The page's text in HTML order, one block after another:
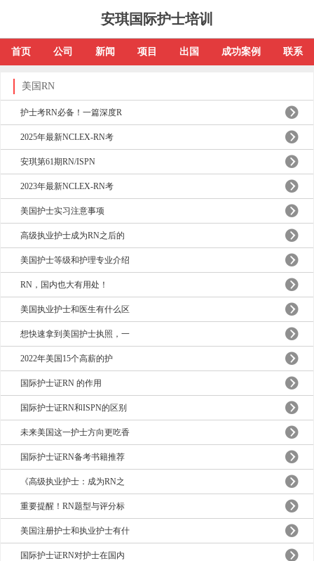
安琪国际护士培训
首页 公司 新闻 项目 出国 成功案例 联系
美国RN
护士考RN必备！一篇深度R
2025年最新NCLEX-RN考
安琪第61期RN/ISPN
2023年最新NCLEX-RN考
美国护士实习注意事项
高级执业护士成为RN之后的
美国护士等级和护理专业介绍
RN，国内也大有用处！
美国执业护士和医生有什么区
想快速拿到美国护士执照，一
2022年美国15个高薪的护
国际护士证RN 的作用
国际护士证RN和ISPN的区别
未来美国这一护士方向更吃香
国际护士证RN备考书籍推荐
《高级执业护士：成为RN之
重要提醒！RN题型与评分标
美国注册护士和执业护士有什
国际护士证RN对护士在国内